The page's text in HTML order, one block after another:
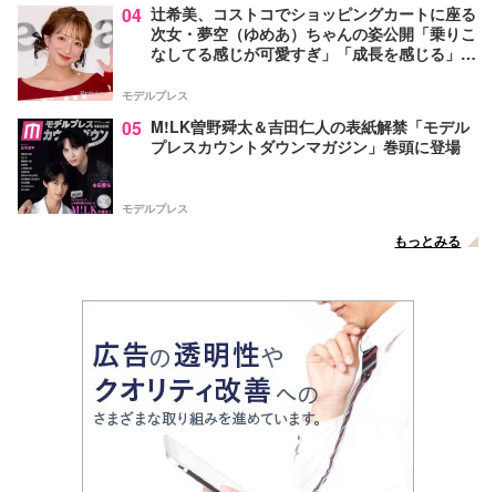
04 辻希美、コストコでショッピングカートに座る
次女・夢空（ゆめあ）ちゃんの姿公開「乗りこ
なしてる感じが可愛すぎ」「成長を感じる」の
モデルプレス
05 M!LK曽野舜太＆吉田仁人の表紙解禁「モデル
プレスカウントダウンマガジン」巻頭に登場
モデルプレス
もっとみる